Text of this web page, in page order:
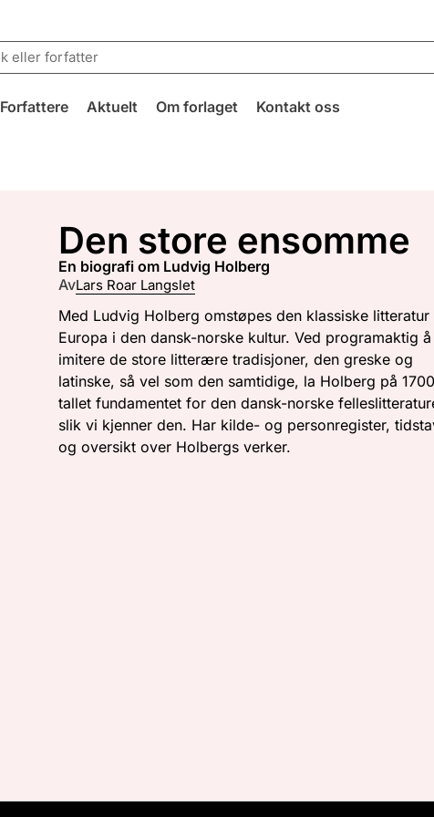
Forfattere Aktuelt Om forlaget Kontakt oss
Den store ensomme
en biografi om Ludvig Holberg
AvLars Roar Langslet
Med Ludvig Holberg omstøpes den klassiske litteratur
Europa i den dansk-norske kultur. Ved programaktig å
imitere de store litterære tradisjoner, den greske og
latinske, så vel som den samtidige, la Holberg på
tallet fundamentet for den dansk-norske
slik vi kjenner den. Har kilde- og personregister,
og oversikt over Holbergs verker.